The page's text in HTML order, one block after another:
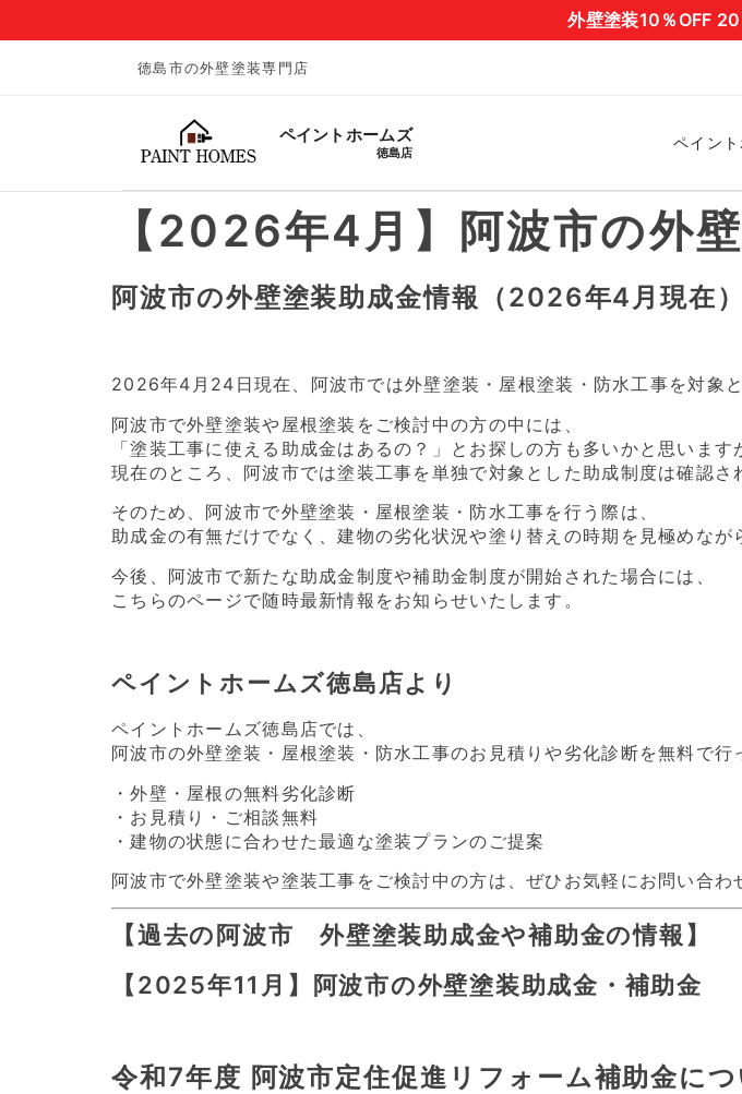
外壁塗装10％OFF
徳島市の外壁塗装専門店
ペイントホームズ
徳島店
ペイン
【2026年4月】阿波市の外
阿波市の外壁塗装助成金情報（2026年4月現在）
2026年4月24日現在、阿波市では外壁塗装・屋根塗装・防水工事を対象
阿波市で外壁塗装や屋根塗装をご検討中の方の中には、
「塗装工事に使える助成金はあるの？」とお探しの方も多いかと思います
現在のところ、阿波市では塗装工事を単独で対象とした助成制度は確認さ
そのため、阿波市で外壁塗装・屋根塗装・防水工事を行う際は、
助成金の有無だけでなく、建物の劣化状況や塗り替えの時期を見極めなが
今後、阿波市で新たな助成金制度や補助金制度が開始された場合には、
こちらのページで随時最新情報をお知らせいたします。
ペイントホームズ徳島店より
ペイントホームズ徳島店では、
阿波市の外壁塗装・屋根塗装・防水工事のお見積りや劣化診断を無料で行
・外壁・屋根の無料劣化診断
・お見積り・ご相談無料
・建物の状態に合わせた最適な塗装プランのご提案
阿波市で外壁塗装や塗装工事をご検討中の方は、ぜひお気軽にお問い合わ
【過去の阿波市 外壁塗装助成金や補助金の情報】
【2025年11月】阿波市の外壁塗装助成金・補助金
令和7年度 阿波市定住促進リフォーム補助金につ